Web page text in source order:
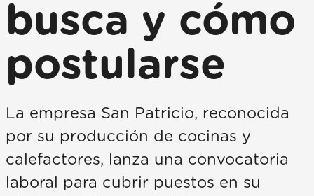
busca y cómo
postularse
La empresa San Patricio, reconocida
por su producción de cocinas y
calefactores, lanza una convocatoria
laboral para cubrir puestos en su